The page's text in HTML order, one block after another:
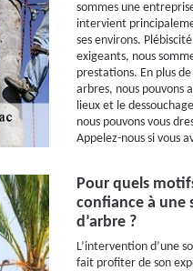
sommes une
intervient
ses environs.
exigeants, nous
prestations. En plus
arbres, nous pouvons
lieux et le
nous pouvons vous
Appelez-nous si vous
Pour quels
confiance à une
d’arbre ?
L’intervention d’une
fait profiter de son